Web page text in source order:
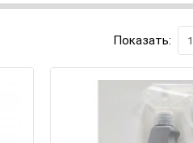
Показать: